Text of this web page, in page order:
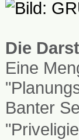
Die
Eine
Banter